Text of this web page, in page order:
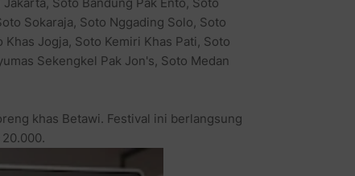
Sokaraja, Soto Nggading Solo, Soto
Jogja, Soto Kemiri Khas Pati, Soto
Sekengkel Pak Jon's, Soto Medan
khas Betawi. Festival ini berlangsung